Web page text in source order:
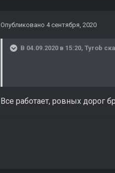
Опубликовано 4 сентября, 2020
В 04.09.2020 в 15:20, Tyrob
Все работает, ровных дорог